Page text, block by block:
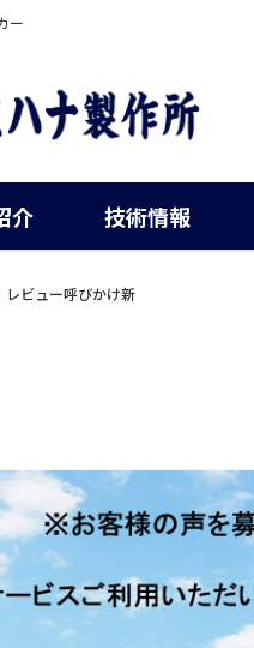
ー
介 技術情報
レビュー呼びかけ新